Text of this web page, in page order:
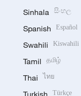
Sinhala සිංහල
Spanish Español
Swahili Kiswahili
Tamil தமிழ்
Thai ไทย
Türkçe